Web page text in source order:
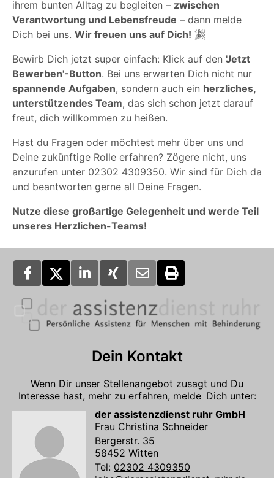
ihrem bunten Alltag zu begleiten – zwischen
Verantwortung und Lebensfreude – dann melde
Dich bei uns. Wir freuen uns auf Dich! 🎉
Bewirb Dich jetzt super einfach: Klick auf den 'Jetzt
Bewerben'-Button. Bei uns erwarten Dich nicht nur
spannende Aufgaben, sondern auch ein herzliches,
unterstützendes Team, das sich schon jetzt darauf
freut, dich willkommen zu heißen.
Hast du Fragen oder möchtest mehr über uns und
Deine zukünftige Rolle erfahren? Zögere nicht, uns
anzurufen unter 02302 4309350. Wir sind für Dich da
und beantworten gerne all Deine Fragen.
Nutze diese großartige Gelegenheit und werde Teil
unseres Herzlichen-Teams!
Dein Kontakt
Wenn Dir unser Stellenangebot zusagt und Du
Interesse hast, mehr zu erfahren, melde Dich unter:
der assistenzdienst ruhr GmbH
Frau Christina Schneider
Bergerstr. 35
58452 Witten
Tel: 02302 4309350